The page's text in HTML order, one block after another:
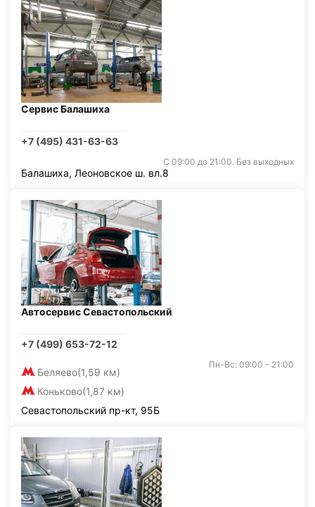
Сервис Балашиха
+7 (495) 431-63-63
С 09:00 до 21:00. Без выходных
Балашиха, Леоновское ш. вл.8
Автосервис Севастопольский
+7 (499) 653-72-12
Беляево(1,59 км)
Коньково(1,87 км)
Пн-Вс: 09:00 - 21:00
Севастопольский пр-кт, 95Б